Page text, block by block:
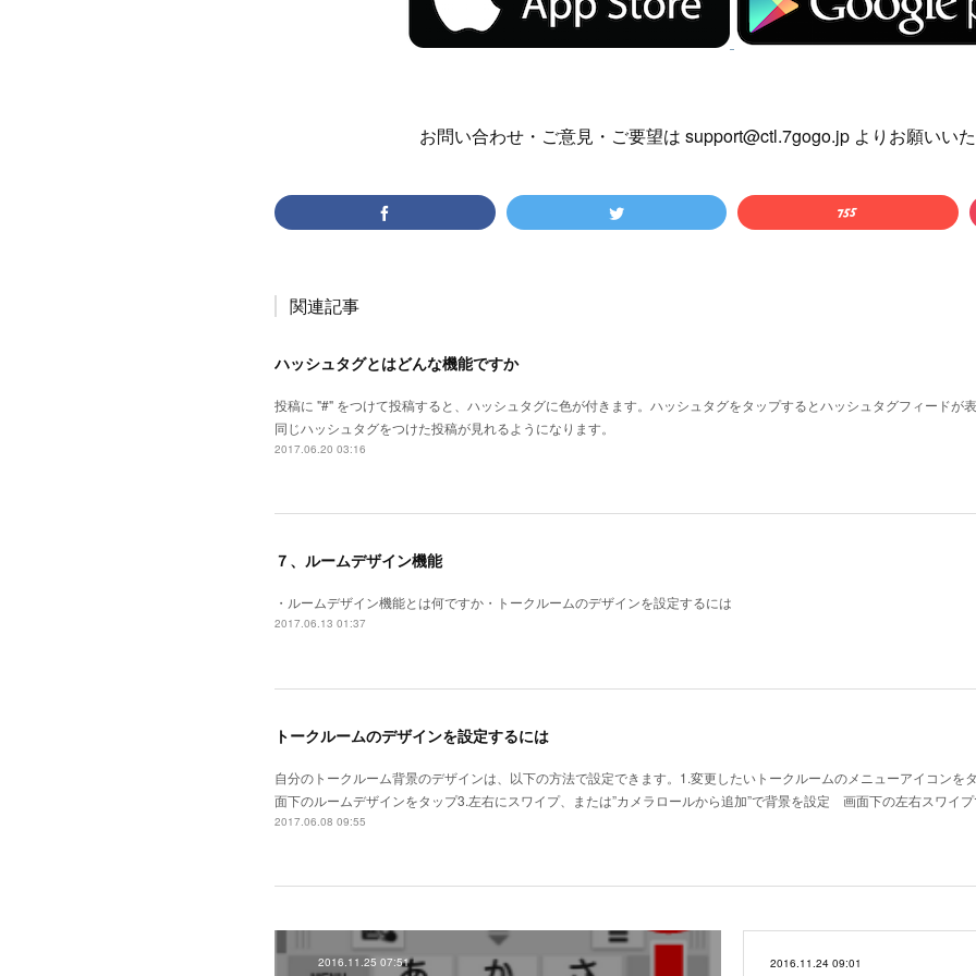
お問い合わせ・ご意見・ご要望は support@ctl.7gogo.jp よりお願いい
関連記事
ハッシュタグとはどんな機能ですか
投稿に "#" をつけて投稿すると、ハッシュタグに色が付きます。ハッシュタグをタップするとハッシュタグフィードが
同じハッシュタグをつけた投稿が見れるようになります。
2017.06.20 03:16
７、ルームデザイン機能
・ルームデザイン機能とは何ですか・トークルームのデザインを設定するには
2017.06.13 01:37
トークルームのデザインを設定するには
自分のトークルーム背景のデザインは、以下の方法で設定できます。1.変更したいトークルームのメニューアイコンを
面下のルームデザインをタップ3.左右にスワイプ、または”カメラロールから追加”で背景を設定 画面下の左右スワイ
2017.06.08 09:55
2016.11.25 07:51 2016.11.24 09:01